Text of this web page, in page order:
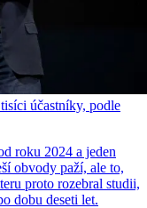
účastníky, podle
roku 2024 a jeden
obvody paží, ale to,
proto rozebral studii,
dobu deseti let.